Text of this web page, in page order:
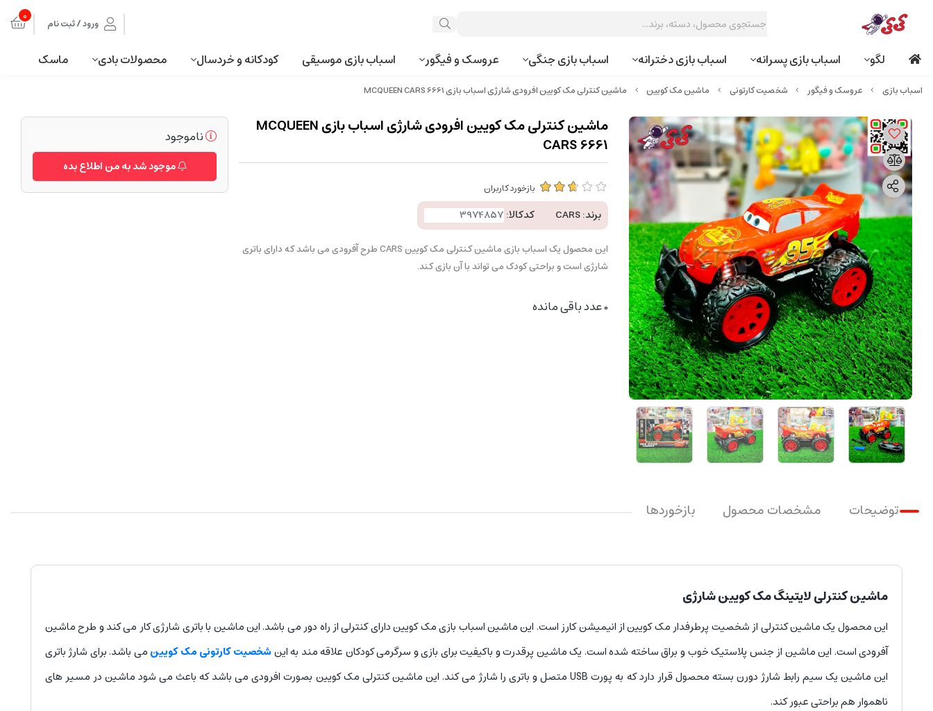
ورود / ثبت نام 0
لگو اسباب بازی پسرانه اسباب بازی دخترانه اسباب بازی جنگی عروسک و فیگور اسباب بازی موسیقی کودکانه و خردسال محصولات بادی ماسک
عروسک و فیگور شخصیت کارتونی ماشین مک کویین ماشین کنترلی مک کویین افرودی شارژی اسباب بازی MCQUEEN CARS 6661
ماشین کنترلی مک کویین افرودی شارژی اسباب بازی MCQUEEN
CARS 6661
بازخورد کاربران
برند:CARS کدکالا:
این محصول یک اسباب بازی ماشین کنترلی مک کویین CARS طرح آفرودی می باشد که دارای باتری
شارژی است و براحتی کودک می تواند با آن بازی کند.
0عدد باقی مانده
ناموجود
موجود شد به من اطلاع بده
توضیحات مشخصات محصول بازخوردها
ماشین کنترلی لایتینگ مک کویین شارژی
این محصول یک ماشین کنترلی از شخصیت پرطرفدار مک کویین از انیمیشن کارز است. این ماشین اسباب بازی مک کویین دارای کنترلی از راه دور می باشد. این ماشین با باتری شارژی کار می کند و طرح ماشین
آفرودی است. این ماشین از جنس پلاستیک خوب و براق ساخته شده است. یک ماشین پرقدرت و باکیفیت برای بازی و سرگرمی کودکان علاقه مند به اینشخصیت کارتونی مک کویین می باشد. برای شارژ باتری
این ماشین یک سیم رابط شارژ دورن بسته محصول قرار دارد که به پورت USB متصل و باتری را شارژ می کند. این ماشین کنترلی مک کویین بصورت افرودی می باشد که باعث می شود ماشین در مسیر های
ناهموار هم براحتی عبور کند.